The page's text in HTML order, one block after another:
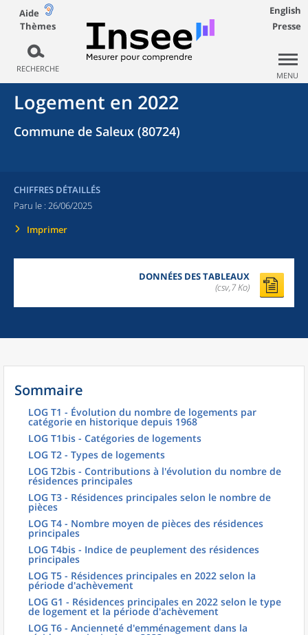
Aide
Thèmes
RECHERCHE
English
Presse
MENU
Logement en 2022
Commune de Saleux (80724)
CHIFFRES DÉTAILLÉS
Paru le : 26/06/2025
Imprimer
DONNÉES DES TABLEAUX
(csv,7 Ko)
Sommaire
LOG T1 - Évolution du nombre de logements par
catégorie en historique depuis 1968
LOG T1bis - Catégories de logements
LOG T2 - Types de logements
LOG T2bis - Contributions à l'évolution du nombre de
résidences principales
LOG T3 - Résidences principales selon le nombre de
pièces
LOG T4 - Nombre moyen de pièces des résidences
principales
LOG T4bis - Indice de peuplement des résidences
principales
LOG T5 - Résidences principales en 2022 selon la
période d'achèvement
LOG G1 - Résidences principales en 2022 selon le type
de logement et la période d'achèvement
LOG T6 - Ancienneté d'emménagement dans la